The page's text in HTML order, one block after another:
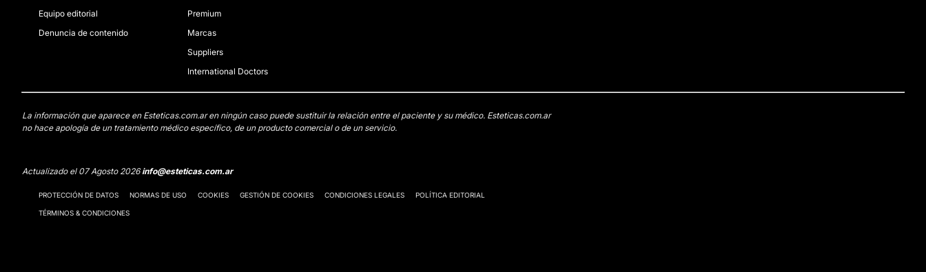
Equipo editorial
Denuncia de contenido
Premium
Marcas
Suppliers
International Doctors
La información que aparece en Esteticas.com.ar en ningún caso puede sustituir la relación entre el paciente y su médico. Esteticas.com.ar
no hace apología de un tratamiento médico específico, de un producto comercial o de un servicio.
Actualizado el 07 Agosto 2026info@esteticas.com.ar
PROTECCIÓN DE DATOS NORMAS DE USO COOKIES GESTIÓN DE COOKIES CONDICIONES LEGALES POLÍTICA EDITORIAL
TÉRMINOS & CONDICIONES